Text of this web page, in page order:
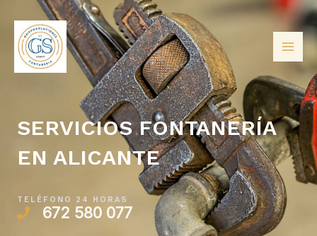
contenido
SERVICIOS FONTANERÍA
EN ALICANTE
TELÉFONO 24 HORAS
672 580 077